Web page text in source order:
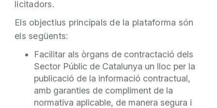
licitadors.
Els objectius principals de la plataforma són
els següents:
Facilitar als òrgans de contractació dels
Sector Públic de Catalunya un lloc per la
publicació de la informació contractual,
amb garanties de compliment de la
normativa aplicable, de manera segura i